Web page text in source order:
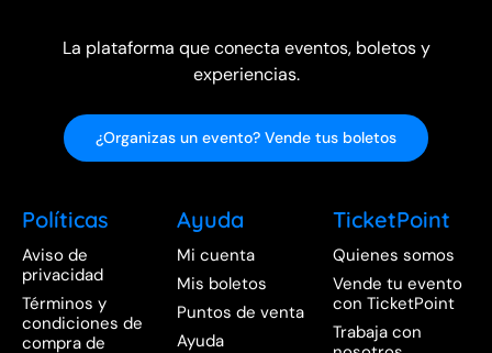
La plataforma que conecta eventos, boletos y
experiencias.
¿Organizas un evento? Vende tus boletos
Políticas
Aviso de
privacidad
Términos y
condiciones de
compra de
Ayuda
Mi cuenta
Mis boletos
Puntos de venta
Ayuda
TicketPoint
Quienes somos
Vende tu evento
con TicketPoint
Trabaja con